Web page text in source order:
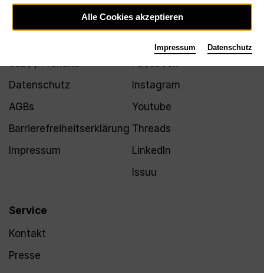
Jobs / Praktika
Datenschutz
AGBs
Barrierefreiheitserklärung
Impressum
Service
Kontakt
Presse
Facebook
Instagram
Youtube
Threads
LinkedIn
Issuu
Alle Cookies akzeptieren
Impressum Datenschutz